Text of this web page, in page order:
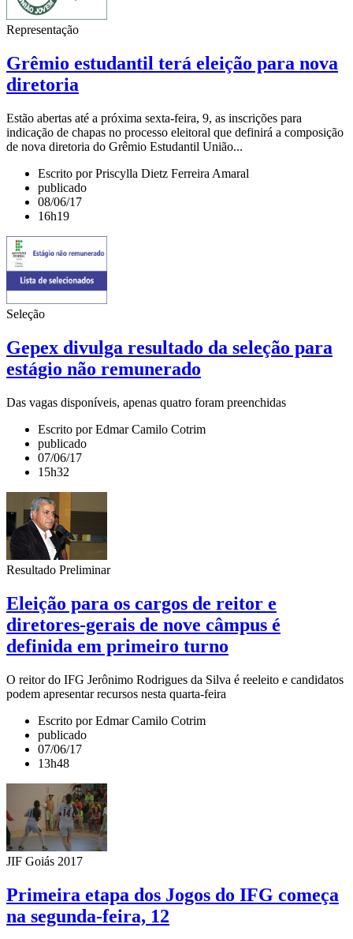
Representação
Grêmio estudantil terá eleição para nova
diretoria
Estão abertas até a próxima sexta-feira, 9, as inscrições para
indicação de chapas no processo eleitoral que definirá a composição
de nova diretoria do Grêmio Estudantil União...
Escrito por Priscylla Dietz Ferreira Amaral
publicado
08/06/17
16h19
Seleção
Gepex divulga resultado da seleção para
estágio não remunerado
Das vagas disponíveis, apenas quatro foram preenchidas
Escrito por Edmar Camilo Cotrim
publicado
07/06/17
15h32
Resultado Preliminar
Eleição para os cargos de reitor e
diretores-gerais de nove câmpus é
definida em primeiro turno
O reitor do IFG Jerônimo Rodrigues da Silva é reeleito e candidatos
podem apresentar recursos nesta quarta-feira
Escrito por Edmar Camilo Cotrim
publicado
07/06/17
13h48
JIF Goiás 2017
Primeira etapa dos Jogos do IFG começa
na segunda-feira, 12